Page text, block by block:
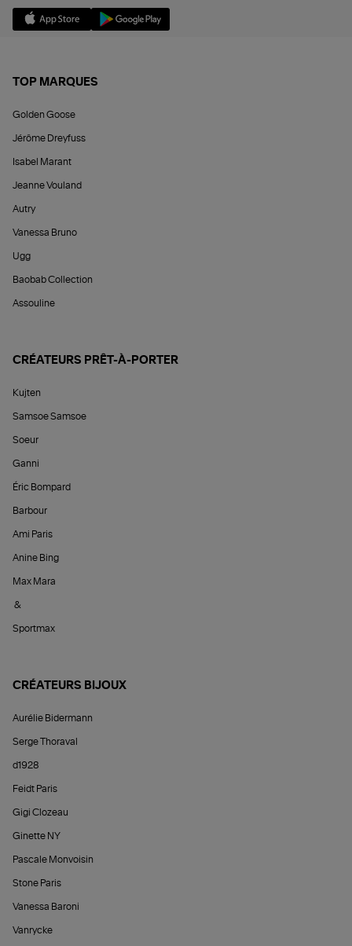
TOP MARQUES
Golden Goose
Jérôme Dreyfuss
Isabel Marant
Jeanne Vouland
Autry
Vanessa Bruno
Ugg
Baobab Collection
Assouline
CRÉATEURS PRÊT-À-PORTER
Kujten
Samsoe Samsoe
Soeur
Ganni
Éric Bompard
Barbour
Ami Paris
Anine Bing
Max Mara
&
Sportmax
CRÉATEURS BIJOUX
Aurélie Bidermann
Serge Thoraval
d1928
Feidt Paris
Gigi Clozeau
Ginette NY
Pascale Monvoisin
Stone Paris
Vanessa Baroni
Vanrycke